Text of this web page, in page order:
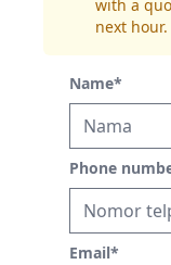
with a
next hour.
Name*
Phone
Email*